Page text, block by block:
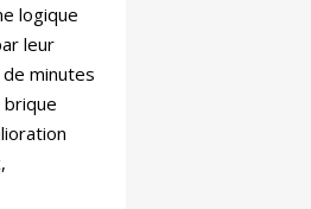
logique
leur
minutes
brique